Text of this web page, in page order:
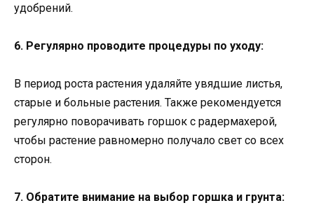
удобрений.
6. Регулярно проводите процедуры по уходу:
В период роста растения удаляйте увядшие листья,
старые и больные растения. Также рекомендуется
регулярно поворачивать горшок с радермахерой,
чтобы растение равномерно получало свет со всех
сторон.
7. Обратите внимание на выбор горшка и грунта: